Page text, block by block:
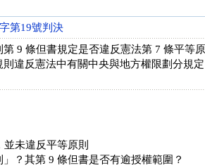
第19號判決
9 條但書規定是否違反憲法第 7 條平等
違反憲法中有關中央與地方權限劃分規
未違反平等原則
？其第 9 條但書是否有逾授權範圍？